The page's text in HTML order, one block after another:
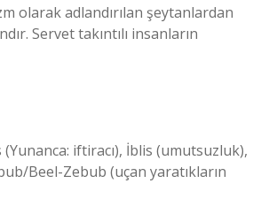
olarak adlandırılan şeytanlardan
Servet takıntılı insanların
iftiracı), İblis (umutsuzluk),
Beel-Zebub (uçan yaratıkların